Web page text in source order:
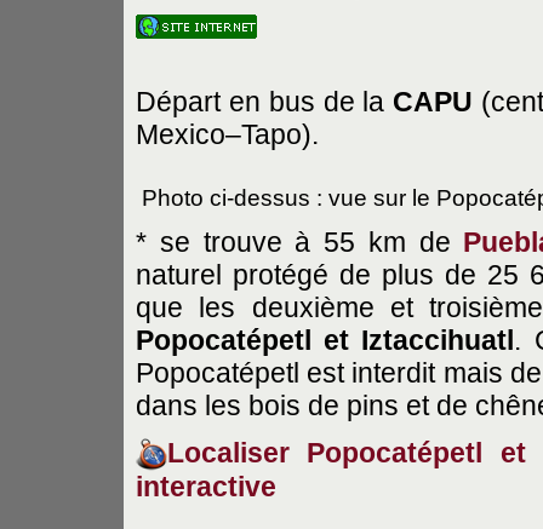
Départ en bus de la CAPU
Mexico–Tapo).
Photo ci-dessus : vue sur le
* se trouve à 55 km de
naturel protégé de plus de 25
que les deuxième et
Popocatépetl et Iztaccihuatl.
Popocatépetl est interdit mais
dans les bois de pins et de
Localiser Popocatépetl et
interactive